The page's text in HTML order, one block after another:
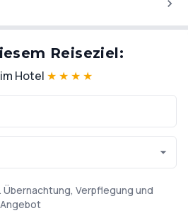
Reiseziel:
Hotel ★ ★ ★ ★
Übernachtung, Verpflegung und